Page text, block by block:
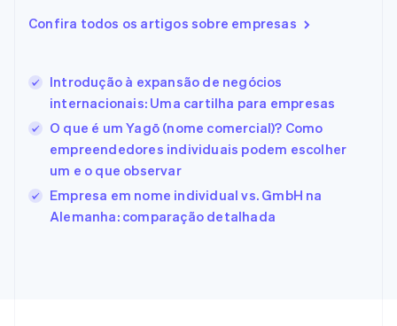
Confira todos os artigos sobre empresas
Introdução à expansão de negócios
internacionais: Uma cartilha para empresas
O que é um Yagō (nome comercial)? Como
empreendedores individuais podem escolher
um e o que observar
Empresa em nome individual vs. GmbH na
Alemanha: comparação detalhada
EnglishItaliano
Estados Unidos
EnglishEspañol简体中文
Estônia
English
Finlândia
EnglishSvenska
França
Français
Gibraltar